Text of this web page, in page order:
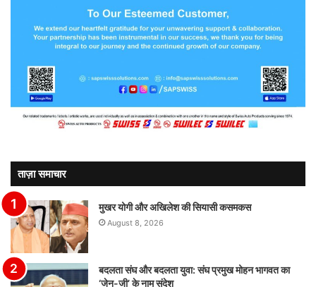
ताज़ा समाचार
मुखर योगी और अखिलेश की सियासी कसमकस
August 8, 2026
बदलता संघ और बदलता युवा: संघ प्रमुख मोहन भागवत का
‘जेन-जी’ के नाम संदेश